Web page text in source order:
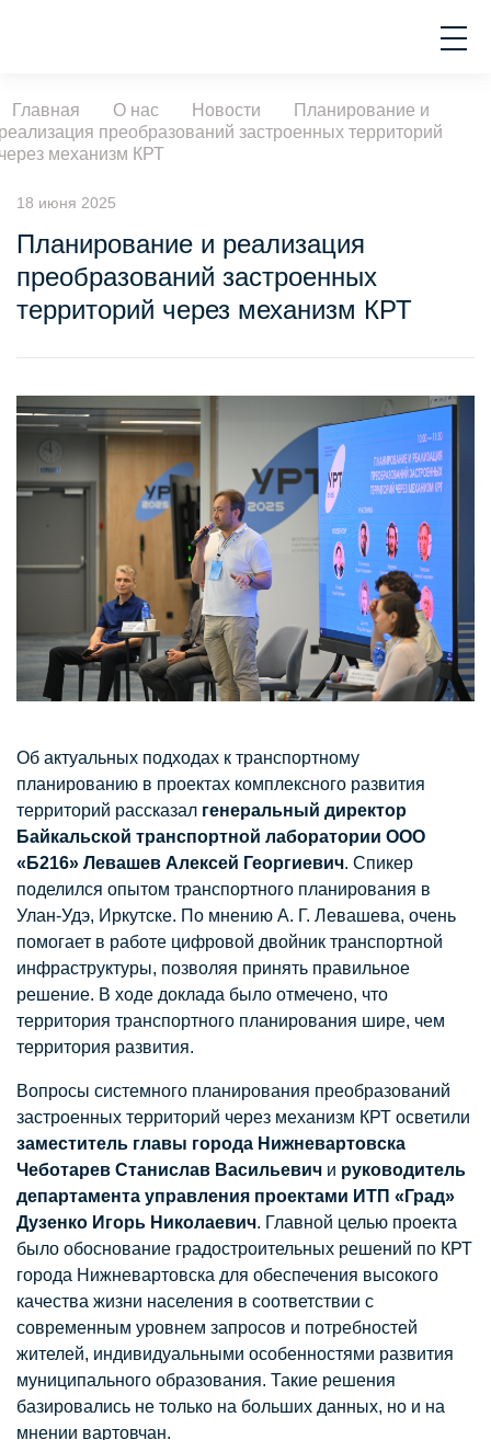
Главная О нас Новости
Планирование и
преобразований застроенных территорий
механизм КРТ
18 июня 2025
Планирование и реализация
преобразований застроенных
территорий через механизм КРТ
Об актуальных подходах к транспортному
планированию в проектах комплексного развития
территорий рассказал генеральный директор
Байкальской транспортной лаборатории ООО
«Б216» Левашев Алексей Георгиевич. Спикер
поделился опытом транспортного планирования в
Улан-Удэ, Иркутске. По мнению А. Г. Левашева, очень
помогает в работе цифровой двойник транспортной
инфраструктуры, позволяя принять правильное
решение. В ходе доклада было отмечено, что
территория транспортного планирования шире, чем
территория развития.
Вопросы системного планирования преобразований
застроенных территорий через механизм КРТ осветили
заместитель главы города Нижневартовска
Чеботарев Станислав Васильевич и руководитель
департамента управления проектами ИТП «Град»
Дузенко Игорь Николаевич. Главной целью проекта
было обоснование градостроительных решений по КРТ
города Нижневартовска для обеспечения высокого
качества жизни населения в соответствии с
современным уровнем запросов и потребностей
жителей, индивидуальными особенностями развития
муниципального образования. Такие решения
базировались не только на больших данных, но и на
мнении вартовчан.